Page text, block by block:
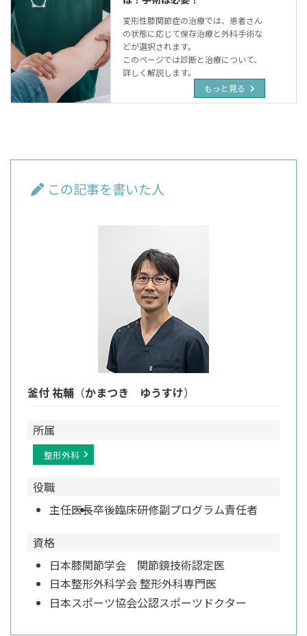
変形性膝関節症の治療では、患者さん
の状態に応じて保存治療と外科手術な
どが選択されます。
このページでは診断と治療について、
詳しく解説します。
もっと見る
この記事を書いた人
釜付 祐輔 （かまつき ゆうすけ）
所属
整形外科
役職
主任医長卒後臨床研修副プログラム責任者
資格
日本膝関節学会 関節鏡技術認定医
日本整形外科学会 整形外科専門医
日本スポーツ協会公認スポーツドクター